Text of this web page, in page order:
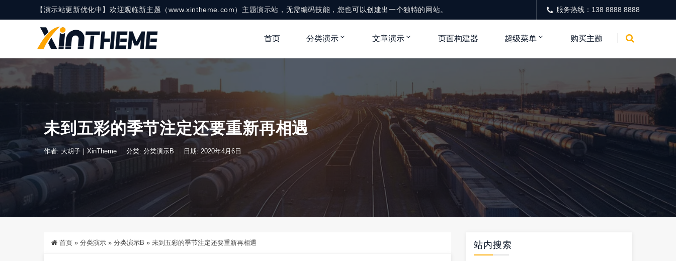
【演示站更新优化中】欢迎观临新主题（www.xintheme.com）主题演示站，无需编码技能，您也可以创建出一个独特的网站。 服务热线：138 8888 8888
首页 分类演示 文章演示 页面构建器 超级菜单 购买主题
未到五彩的季节注定还要重新再相遇
作者: 大胡子｜XinTheme 分类: 分类演示B 日期: 2020年4月6日
首页 » 分类演示 » 分类演示B » 未到五彩的季节注定还要重新再相遇 站内搜索